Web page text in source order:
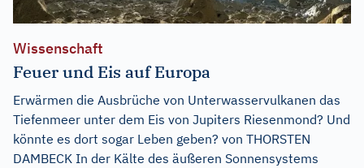
Wissenschaft
Feuer und Eis auf Europa
Erwärmen die Ausbrüche von Unterwasservulkanen das
Tiefenmeer unter dem Eis von Jupiters Riesenmond? Und
könnte es dort sogar Leben geben? von THORSTEN
DAMBECK In der Kälte des äußeren Sonnensystems